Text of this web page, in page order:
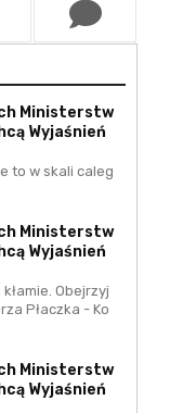
Ministerstw
Wyjaśnień
to w skali caleg
Ministerstw
Wyjaśnień
Obejrzyj
Płaczka - Ko
Ministerstw
Wyjaśnień